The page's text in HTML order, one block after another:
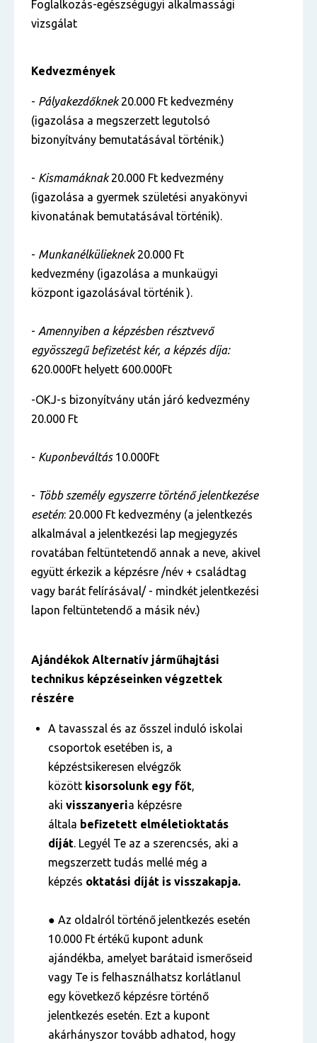
Foglalkozás-egészségügyi alkalmassági
vizsgálat
Kedvezmények
- Pályakezdőknek20.000 Ft kedvezmény
(igazolása a megszerzett legutolsó
bizonyítvány bemutatásával történik.)
- Kismamáknak20.000 Ft kedvezmény
(igazolása a gyermek születési anyakönyvi
kivonatának bemutatásával történik).
- Munkanélkülieknek20.000 Ft
kedvezmény (igazolása a munkaügyi
központ igazolásával történik ).
- Amennyiben a képzésben résztvevő
egyösszegű befizetést kér, a képzés díja:
620.000Ft helyett 600.000Ft
-OKJ-s bizonyítvány után járó kedvezmény
20.000 Ft
- Kuponbeváltás10.000Ft
- Több személy egyszerre történő jelentkezése
esetén: 20.000 Ft kedvezmény (a jelentkezés
alkalmával a jelentkezési lap megjegyzés
rovatában feltüntetendő annak a neve, akivel
együtt érkezik a képzésre /név + családtag
vagy barát felírásával/ - mindkét jelentkezési
lapon feltüntetendő a másik név.)
Ajándékok Alternatív járműhajtási
technikus képzéseinken végzettek
részére
A tavasszal és az ősszel induló iskolai
csoportok esetében is, a
képzéstsikeresen elvégzők
között kisorsolunk egy főt,
aki visszanyeria képzésre
általa befizetett elméletioktatás
díját. Legyél Te az a szerencsés, aki a
megszerzett tudás mellé még a
képzés oktatási díját is visszakapja.
● Az oldalról történő jelentkezés esetén
10.000 Ft értékű kupont adunk
ajándékba, amelyet barátaid ismerőseid
vagy Te is felhasználhatsz korlátlanul
egy következő képzésre történő
jelentkezés esetén. Ezt a kupont
akárhányszor tovább adhatod, hogy